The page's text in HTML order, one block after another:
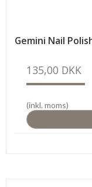
Gemini Nail
135,00 DKK
(inkl. moms)